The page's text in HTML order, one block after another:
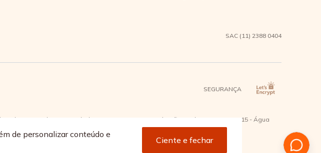
de personalizar conteúdo e
Ciente e fechar
SAC (11) 2388 0404
SEGURANÇA
- Rua Alpont, 428 nível 2 - Bairro Capuava Mauá - São Paulo, CEP: 09380-115 - Água